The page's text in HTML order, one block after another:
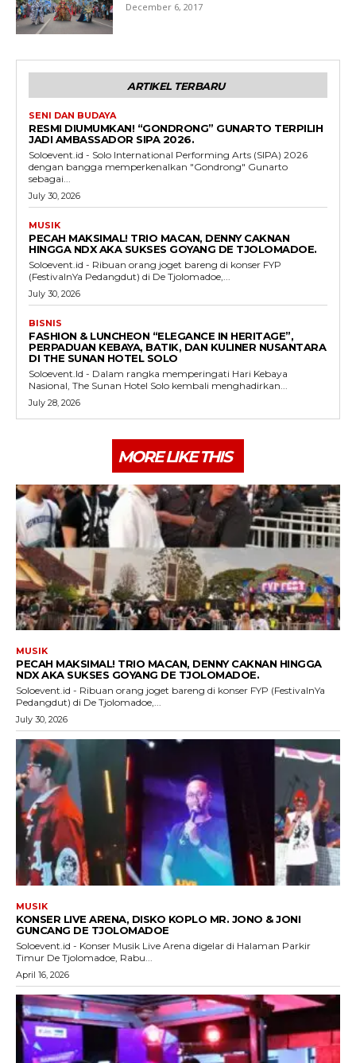
December 6, 2017
ARTIKEL TERBARU
SENI DAN BUDAYA
RESMI DIUMUMKAN! “GONDRONG” GUNARTO TERPILIH
JADI AMBASSADOR SIPA 2026.
Soloevent.id - Solo International Performing Arts (SIPA) 2026
dengan bangga memperkenalkan "Gondrong" Gunarto
sebagai...
July 30, 2026
MUSIK
PECAH MAKSIMAL! TRIO MACAN, DENNY CAKNAN
HINGGA NDX AKA SUKSES GOYANG DE TJOLOMADOE.
Soloevent.id - Ribuan orang joget bareng di konser FYP
(FestivalnYa Pedangdut) di De Tjolomadoe,...
July 30, 2026
BISNIS
FASHION & LUNCHEON “ELEGANCE IN HERITAGE”,
PERPADUAN KEBAYA, BATIK, DAN KULINER NUSANTARA
DI THE SUNAN HOTEL SOLO
Soloevent.Id - Dalam rangka memperingati Hari Kebaya
Nasional, The Sunan Hotel Solo kembali menghadirkan...
July 28, 2026
MORE LIKE THIS
MUSIK
PECAH MAKSIMAL! TRIO MACAN, DENNY CAKNAN HINGGA
NDX AKA SUKSES GOYANG DE TJOLOMADOE.
Soloevent.id - Ribuan orang joget bareng di konser FYP (FestivalnYa
Pedangdut) di De Tjolomadoe,...
July 30, 2026
MUSIK
KONSER LIVE ARENA, DISKO KOPLO MR. JONO & JONI
GUNCANG DE TJOLOMADOE
Soloevent.id - Konser Musik Live Arena digelar di Halaman Parkir
Timur De Tjolomadoe, Rabu...
April 16, 2026